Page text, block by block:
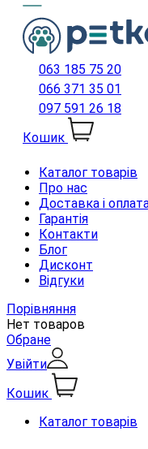
063 185 75 20
066 371 35 01
097 591 26 18
Кошик
Каталог товарів
Про нас
Доставка і
Гарантія
Контакти
Блог
Дисконт
Відгуки
Порівняння
Нет товаров
Обране
Увійти
Кошик
Каталог товарів